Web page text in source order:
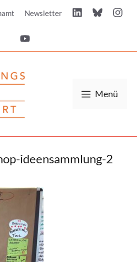
Newsletter
Menü
ideensammlung-2